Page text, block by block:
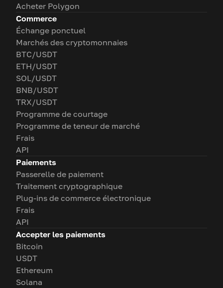
Acheter Polygon
Commerce
Échange ponctuel
Marchés des cryptomonnaies
BTC/USDT
ETH/USDT
SOL/USDT
BNB/USDT
TRX/USDT
Programme de courtage
Programme de teneur de marché
Frais
API
Paiements
Passerelle de paiement
Traitement cryptographique
Plug-ins de commerce électronique
Frais
API
Accepter les paiements
Bitcoin
USDT
Ethereum
Solana